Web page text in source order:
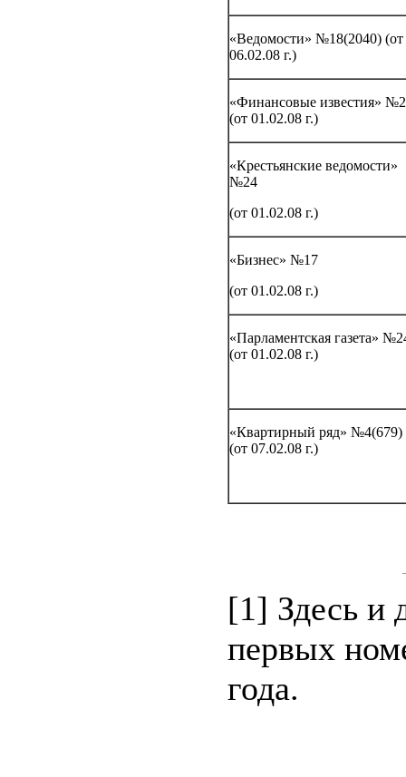
«Ведомости» №18(2040) (от
06.02.08 г.)
«Финансовые известия»
(от 01.02.08 г.)
«Крестьянские ведомости»
№24
(от 01.02.08 г.)
«Бизнес» №17
(от 01.02.08 г.)
«Парламентская газета»
(от 01.02.08 г.)
«Квартирный ряд» №4(679)
(от 07.02.08 г.)
[1] Здесь и
первых
года.